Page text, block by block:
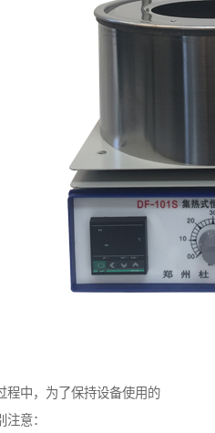
程中，为了保持设备使用的
意：